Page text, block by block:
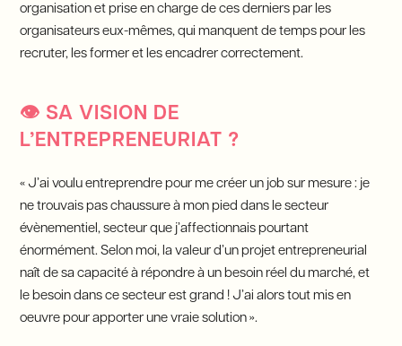
organisation et prise en charge de ces derniers par les
organisateurs eux-mêmes, qui manquent de temps pour les
recruter, les former et les encadrer correctement.
👁️ SA VISION DE
L’ENTREPRENEURIAT ?
« J’ai voulu entreprendre pour me créer un job sur mesure : je
ne trouvais pas chaussure à mon pied dans le secteur
évènementiel, secteur que j’affectionnais pourtant
énormément. Selon moi, la valeur d’un projet entrepreneurial
naît de sa capacité à répondre à un besoin réel du marché, et
le besoin dans ce secteur est grand ! J’ai alors tout mis en
oeuvre pour apporter une vraie solution ».